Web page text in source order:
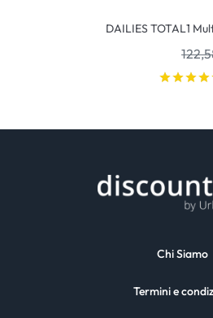
DAILIES TOTAL1
Chi Siamo
Termini e